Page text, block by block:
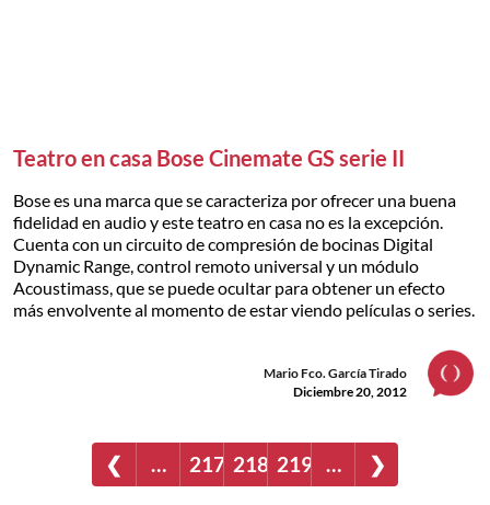
Teatro en casa Bose Cinemate GS serie II
Bose es una marca que se caracteriza por ofrecer una buena
fidelidad en audio y este teatro en casa no es la excepción.
Cuenta con un circuito de compresión de bocinas Digital
Dynamic Range, control remoto universal y un módulo
Acoustimass, que se puede ocultar para obtener un efecto
más envolvente al momento de estar viendo películas o series.
Mario Fco. García Tirado
Diciembre 20, 2012
❮ … 217 218 219 … ❯